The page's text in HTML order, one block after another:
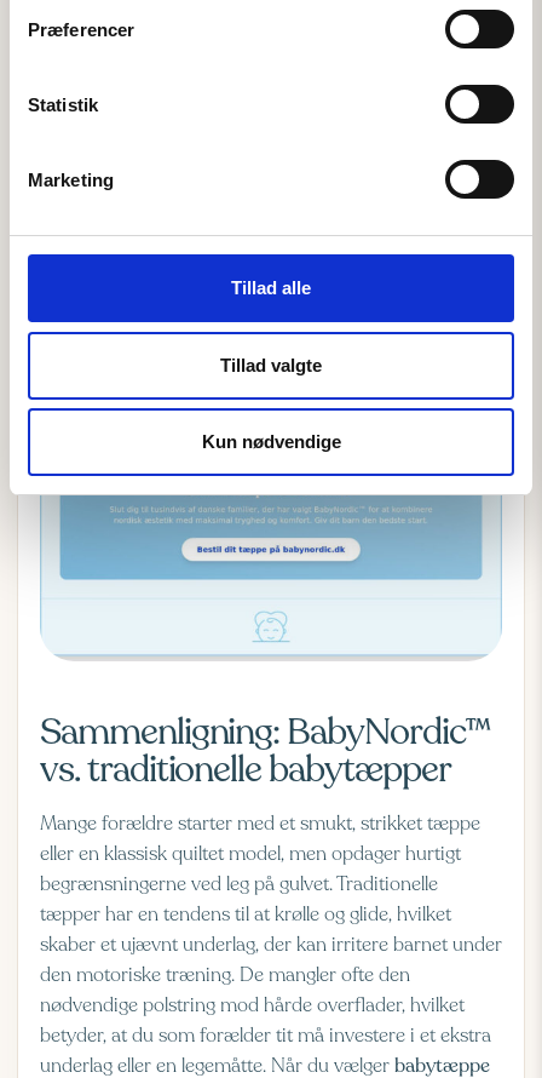
Præferencer
Statistik
Marketing
Tillad alle
Tillad valgte
Kun nødvendige
Sammenligning: BabyNordic™
vs. traditionelle babytæpper
Mange forældre starter med et smukt, strikket tæppe
eller en klassisk quiltet model, men opdager hurtigt
begrænsningerne ved leg på gulvet. Traditionelle
tæpper har en tendens til at krølle og glide, hvilket
skaber et ujævnt underlag, der kan irritere barnet under
den motoriske træning. De mangler ofte den
nødvendige polstring mod hårde overflader, hvilket
betyder, at du som forælder tit må investere i et ekstra
underlag eller en legemåtte. Når du vælger babytæppe